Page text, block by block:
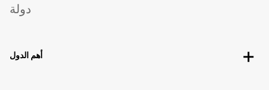
دولة
أهم الدول